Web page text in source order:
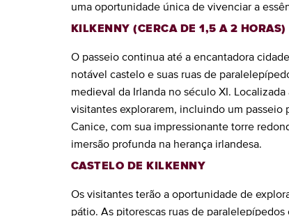
uma oportunidade única de vivenciar a
KILKENNY (CERCA DE 1,5 A 2 HORAS)
O passeio continua até a encantadora
notável castelo e suas ruas de
medieval da Irlanda no século XI.
visitantes explorarem, incluindo um passeio
Canice, com sua impressionante torre
imersão profunda na herança irlandesa.
CASTELO DE KILKENNY
Os visitantes terão a oportunidade de
pátio. As pitorescas ruas de